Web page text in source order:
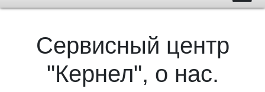
Сервисный центр
"Кернел", о нас.